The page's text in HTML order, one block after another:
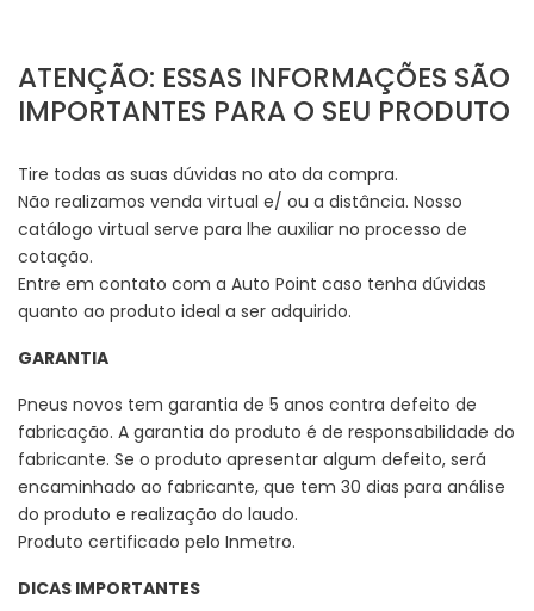
ATENÇÃO: ESSAS INFORMAÇÕES SÃO
IMPORTANTES PARA O SEU PRODUTO
Tire todas as suas dúvidas no ato da compra.
Não realizamos venda virtual e/ ou a distância. Nosso
catálogo virtual serve para lhe auxiliar no processo de
cotação.
Entre em contato com a Auto Point caso tenha dúvidas
quanto ao produto ideal a ser adquirido.
GARANTIA
Pneus novos tem garantia de 5 anos contra defeito de
fabricação. A garantia do produto é de responsabilidade do
fabricante. Se o produto apresentar algum defeito, será
encaminhado ao fabricante, que tem 30 dias para análise
do produto e realização do laudo.
Produto certificado pelo Inmetro.
DICAS IMPORTANTES